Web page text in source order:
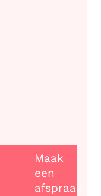
Maak
een
afspraak